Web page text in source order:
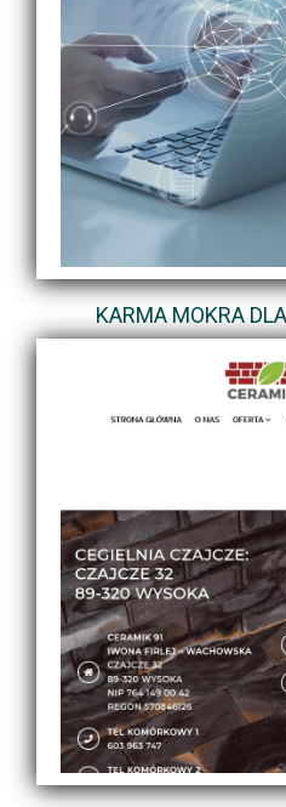
KARMA MOKRA